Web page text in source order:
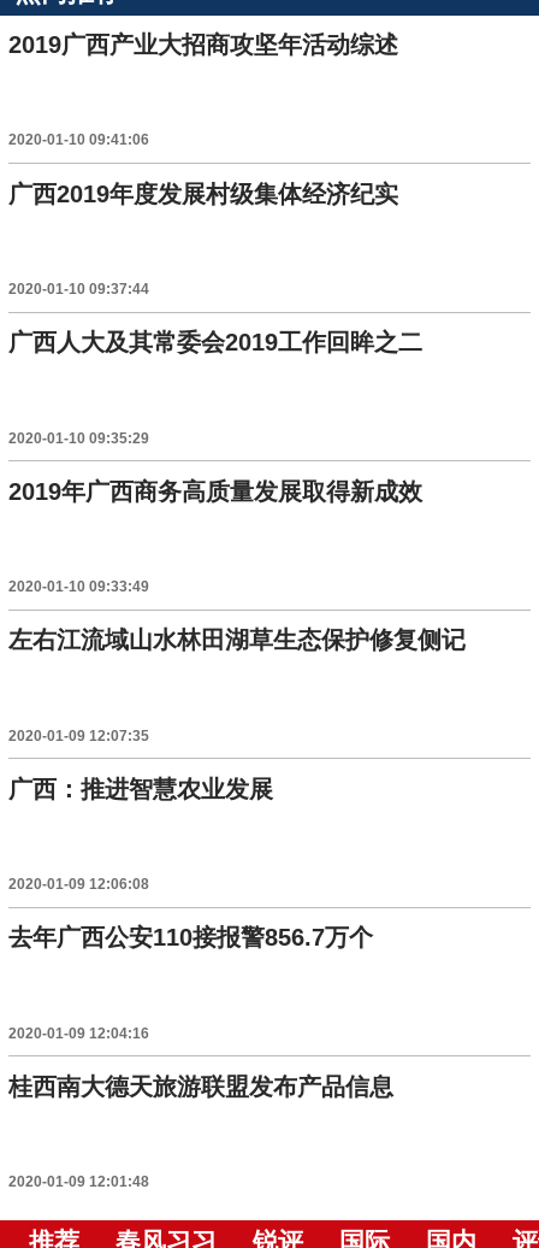
2019广西产业大招商攻坚年活动综述
2020-01-10 09:41:06
广西2019年度发展村级集体经济纪实
2020-01-10 09:37:44
广西人大及其常委会2019工作回眸之二
2020-01-10 09:35:29
2019年广西商务高质量发展取得新成效
2020-01-10 09:33:49
左右江流域山水林田湖草生态保护修复侧记
2020-01-09 12:07:35
广西：推进智慧农业发展
2020-01-09 12:06:08
去年广西公安110接报警856.7万个
2020-01-09 12:04:16
桂西南大德天旅游联盟发布产品信息
2020-01-09 12:01:48
推荐 春风习习 锐评 国际 国内